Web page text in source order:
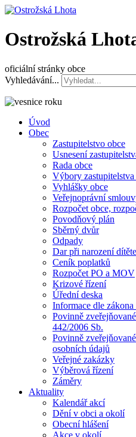
Ostrožská
oficiální stránky obce
Vyhledávání...
Úvod
Obec
Zastupitelstvo obce
Usnesení
Rada obce
Výbory zastupitelstva
Vyhlášky obce
Veřejnoprávní
Rozpočet obce,
Povodňový plán
Sběrný dvůr
Odpady
Dar při narození dítěte
Ceník poplatků
Rozpočet PO a MOV
Krizové řízení
Úřední deska
Informace dle
Povinně
442/2006 Sb.
Povinně
osobních údajů
Veřejné zakázky
Výběrová řízení
Záměry
Aktuality
Kalendář akcí
Dění v obci a okolí
Obecní hlášení
Akce v okolí